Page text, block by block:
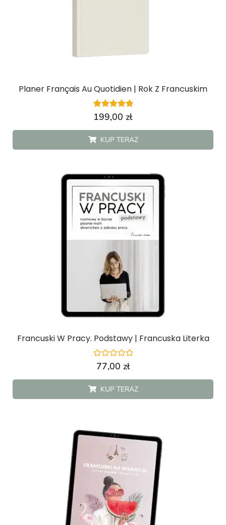
Planer Français Au Quotidien | Rok Z Francuskim
Oceniony
5.00
4
ocen
klientów
199,00 zł
KUP TERAZ
Francuski W Pracy. Podstawy | Francuska Literka
Oceniono
77,00 zł
KUP TERAZ